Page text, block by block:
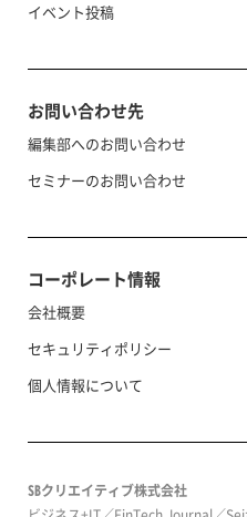
イベント投稿
お問い合わせ先
編集部へのお問い合わせ
セミナーのお問い合わせ
コーポレート情報
会社概要
セキュリティポリシー
個人情報について
SBクリエイティブ株式会社